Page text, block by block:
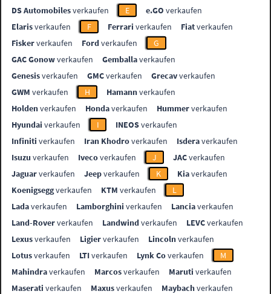
DS Automobilesverkaufen E e.GO verkaufen
Elarisverkaufen F Ferrari verkaufen Fiatverkaufen
Fiskerverkaufen Fordverkaufen
G
GAC Gonowverkaufen Gemballaverkaufen
Genesisverkaufen GMCverkaufen Grecavverkaufen
GWM verkaufen H Hamannverkaufen
Holdenverkaufen Hondaverkaufen Hummerverkaufen
Hyundai verkaufen I INEOSverkaufen
Infiniti verkaufen Iran Khodroverkaufen Isderaverkaufen
Isuzu verkaufen Ivecoverkaufen J JACverkaufen
Jaguarverkaufen Jeepverkaufen K Kiaverkaufen
Koenigseggverkaufen KTM verkaufen
L
Ladaverkaufen Lamborghini verkaufen Lanciaverkaufen
Land-Roververkaufen Landwindverkaufen LEVCverkaufen
Lexusverkaufen Ligierverkaufen Lincolnverkaufen
Lotusverkaufen LTIverkaufen Lynk Coverkaufen
M
Mahindraverkaufen Marcosverkaufen Maruti verkaufen
Maserati verkaufen Maxusverkaufen Maybachverkaufen